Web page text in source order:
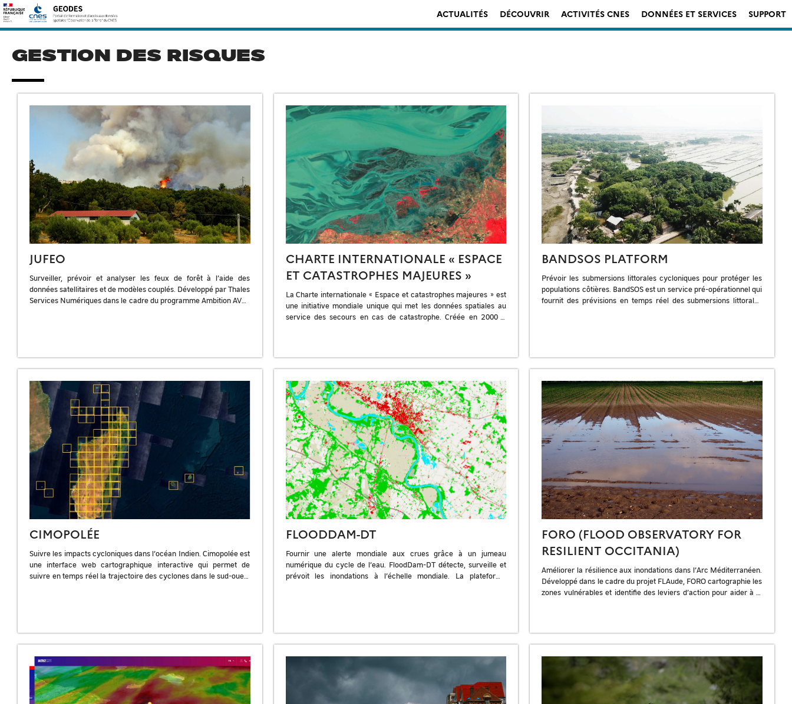
Skip
to
content
ACTUALITÉS DÉCOUVRIR ACTIVITÉS CNES DONNÉES ET SERVICES SUPPORT
GESTION DES RISQUES
JUFEO
Surveiller, prévoir et analyser les feux de forêt à l’aide des
données satellitaires et de modèles couplés. Développé par Thales
Services Numériques dans le cadre du programme Ambition AVAL
CHARTE INTERNATIONALE « ESPACE
ET CATASTROPHES MAJEURES »
La Charte internationale « Espace et catastrophes majeures » est
une initiative mondiale unique qui met les données spatiales au
service des secours en cas de catastrophe. Créée en 2000 à
BANDSOS PLATFORM
Prévoir les submersions littorales cycloniques pour protéger les
populations côtières. BandSOS est un service pré-opérationnel qui
fournit des prévisions en temps réel des submersions littorales
CIMOPOLÉE
Suivre les impacts cycloniques dans l’océan Indien. Cimopolée est
une interface web cartographique interactive qui permet de
suivre en temps réel la trajectoire des cyclones dans le sud-ouest
FLOODDAM-DT
Fournir une alerte mondiale aux crues grâce à un jumeau
numérique du cycle de l’eau. FloodDam-DT détecte, surveille et
prévoit les inondations à l’échelle mondiale. La plateforme
FORO (FLOOD OBSERVATORY FOR
RESILIENT OCCITANIA)
Améliorer la résilience aux inondations dans l’Arc Méditerranéen.
Développé dans le cadre du projet FLAude, FORO cartographie les
zones vulnérables et identifie des leviers d’action pour aider à la